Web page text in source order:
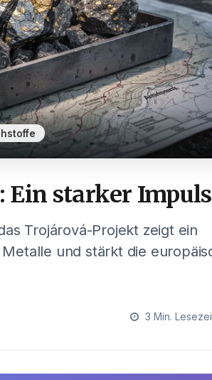
starker
Trojárová-Projekt zeigt ein
und stärkt die
3 Min.